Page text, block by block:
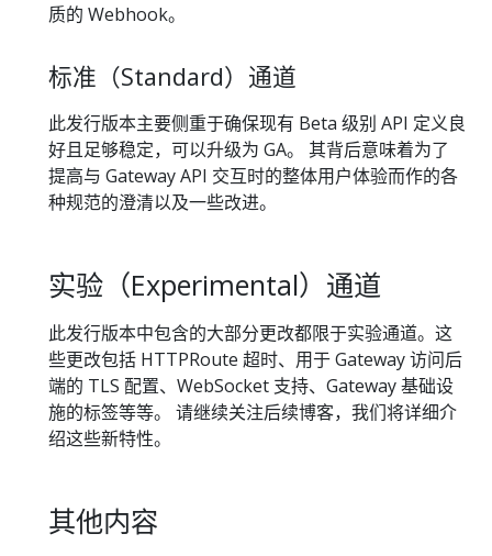
质的 Webhook。
标准（Standard）通道
此发行版本主要侧重于确保现有 Beta 级别 API 定义良
好且足够稳定，可以升级为 GA。 其背后意味着为了
提高与 Gateway API 交互时的整体用户体验而作的各
种规范的澄清以及一些改进。
实验（Experimental）通道
此发行版本中包含的大部分更改都限于实验通道。这
些更改包括 HTTPRoute 超时、用于 Gateway 访问后
端的 TLS 配置、WebSocket 支持、Gateway 基础设
施的标签等等。 请继续关注后续博客，我们将详细介
绍这些新特性。
其他内容